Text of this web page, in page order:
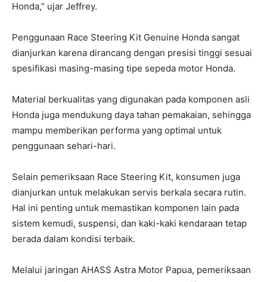
Honda,” ujar Jeffrey.
Penggunaan Race Steering Kit Genuine Honda sangat
dianjurkan karena dirancang dengan presisi tinggi sesuai
spesifikasi masing-masing tipe sepeda motor Honda.
Material berkualitas yang digunakan pada komponen asli
Honda juga mendukung daya tahan pemakaian, sehingga
mampu memberikan performa yang optimal untuk
penggunaan sehari-hari.
Selain pemeriksaan Race Steering Kit, konsumen juga
dianjurkan untuk melakukan servis berkala secara rutin.
Hal ini penting untuk memastikan komponen lain pada
sistem kemudi, suspensi, dan kaki-kaki kendaraan tetap
berada dalam kondisi terbaik.
Melalui jaringan AHASS Astra Motor Papua, pemeriksaan